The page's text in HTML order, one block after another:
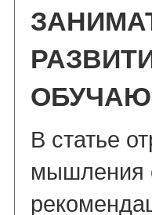
В статье
мышления